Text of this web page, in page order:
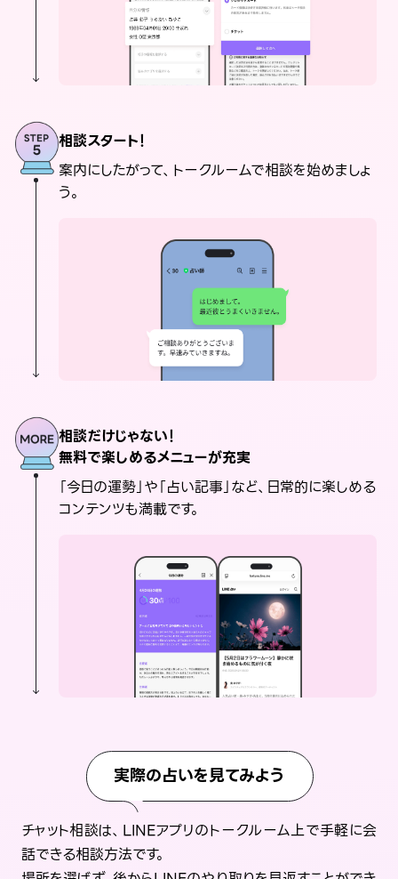
相談スタート！
案内にしたがって、トークルームで相談を始めましょ
う。
相談だけじゃない！
無料で楽しめるメニューが充実
「今日の運勢」や「占い記事」など、日常的に楽しめる
コンテンツも満載です。
実際の占いを見てみよう
チャット相談は、LINEアプリのトークルーム上で手軽に会
話できる相談方法です。